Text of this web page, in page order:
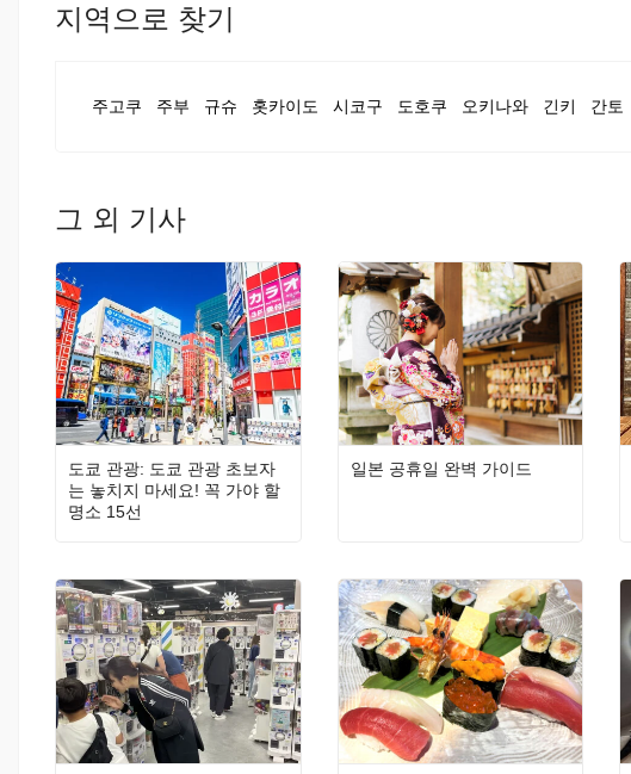
지역으로 찾기
주고쿠 주부 규슈 홋카이도 시코구 도호쿠 오키나와 긴키 간토
그 외 기사
도쿄 관광: 도쿄 관광 초보자
는 놓치지 마세요! 꼭 가야 할
명소 15선
일본 공휴일 완벽 가이드